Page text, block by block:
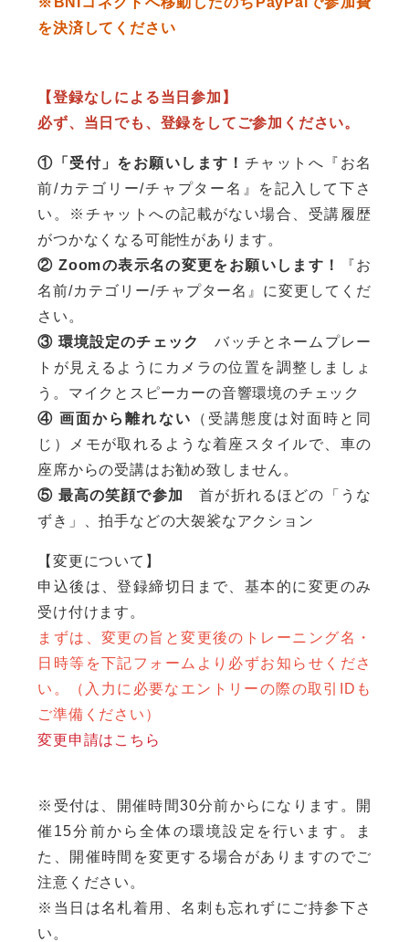
を決済してください
【登録なしによる当日参加】
必ず、当日でも、登録をしてご参加ください。
①「受付」をお願いします！ チャットへ『お名
前/カテゴリー/チャプター名』を記入して下さ
い。※チャットへの記載がない場合、受講履歴
がつかなくなる可能性があります。
② Zoomの表示名の変更をお願いします！
『お
名前/カテゴリー/チャプター名』に変更してくだ
さい。
③ 環境設定のチェックバッチとネームプレー
トが見えるようにカメラの位置を調整しましょ
う。マイクとスピーカーの音響環境のチェック
④ 画面から離れない （受講態度は対面時と同
じ）メモが取れるような着座スタイルで、車の
座席からの受講はお勧め致しません。
⑤ 最高の笑顔で参加首が折れるほどの「うな
ずき」、拍手などの大袈裟なアクション
【変更について】
申込後は、登録締切日まで、基本的に変更のみ
受け付けます。
まずは、変更の旨と変更後のトレーニング名・
日時等を下記フォームより必ずお知らせくださ
い。（入力に必要なエントリーの際の取引IDも
ご準備ください）
変更申請はこちら
※受付は、開催時間30分前からになります。開
催15分前から全体の環境設定を行います。ま
た、開催時間を変更する場合がありますのでご
注意ください。
※当日は名札着用、名刺も忘れずにご持参下さ
い。